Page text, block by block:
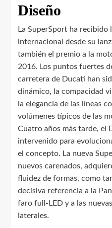
Diseño
La SuperSport ha
internacional desde su
también el premio a la
2016. Los puntos fuertes
carretera de Ducati han
dinámico, la compacidad
la elegancia de las líneas
volúmenes típicos de las
Cuatro años más tarde, el
intervenido para
el concepto. La nueva
nuevos carenados,
fluidez de formas, como
decisiva referencia a la
faro full-LED y a las
laterales.